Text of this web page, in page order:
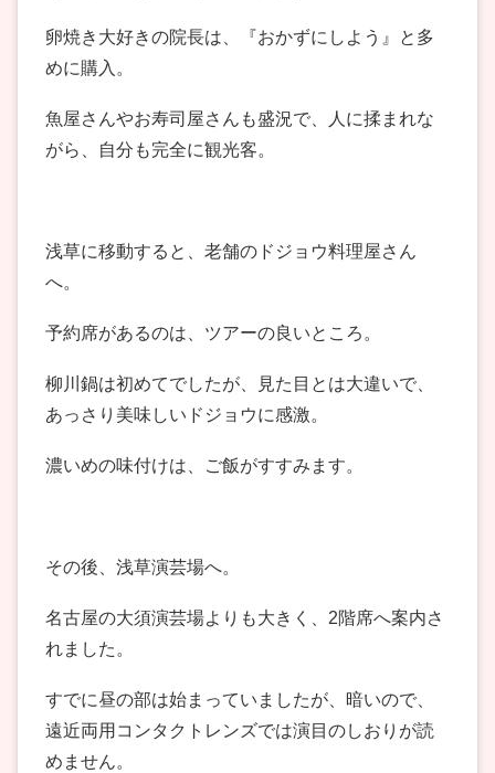
卵焼き大好きの院長は、『おかずにしよう』と多
めに購入。
魚屋さんやお寿司屋さんも盛況で、人に揉まれな
がら、自分も完全に観光客。
浅草に移動すると、老舗のドジョウ料理屋さん
へ。
予約席があるのは、ツアーの良いところ。
柳川鍋は初めてでしたが、見た目とは大違いで、
あっさり美味しいドジョウに感激。
濃いめの味付けは、ご飯がすすみます。
その後、浅草演芸場へ。
名古屋の大須演芸場よりも大きく、2階席へ案内さ
れました。
すでに昼の部は始まっていましたが、暗いので、
遠近両用コンタクトレンズでは演目のしおりが読
めません。